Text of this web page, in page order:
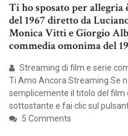
Ti ho sposato per
del 1967 diretto da
Monica Vitti e Giorgio
commedia omonima del
Streaming di film e serie
Ti Amo Ancora Streaming Se
semplicemente il titolo del film
sottostante e fai clic sul
5 Comments